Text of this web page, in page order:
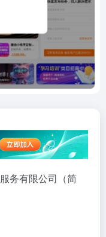
服务有限公司（简